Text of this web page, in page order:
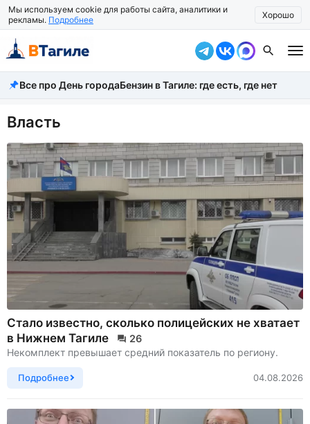
Мы используем cookie для работы сайта, аналитики и
рекламы. Подробнее Хорошо
Все новости
Происшествия
Город
Власть
Жизнь
Экономика
Общество
Рассказать новость
Все про День городаБензин в Тагиле: где есть, где нет
Власть
Стало известно, сколько полицейских не хватает
в Нижнем Тагиле
26
Некомплект превышает средний показатель по региону.
Подробнее 04.08.2026